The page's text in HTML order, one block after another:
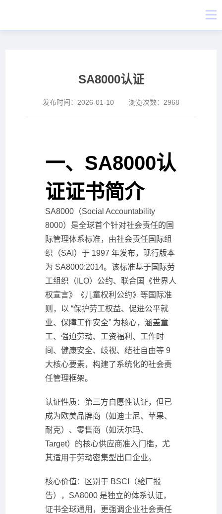
SA8000认证
发布时间： 2026-01-10 浏览次数： 2968
一、SA8000认
证证书简介
SA8000（Social Accountability
8000）是全球首个针对社会责任的国
际管理体系标准，由社会责任国际组
织（SAI）于 1997 年发布，现行版本
为 SA8000:2014。该标准基于国际劳
工组织（ILO）公约、联合国《世界人
权宣言》《儿童权利公约》等国际准
则，以 “保护劳工权益、促进公平就
业、保障工作安全” 为核心，涵盖童
工、强迫劳动、工资福利、工作时
间、健康安全、歧视、结社自由等 9
大核心要素，构建了系统化的社会责
任管理框架。
认证性质：第三方自愿性认证，但已
成为欧美品牌商（如迪士尼、苹果、
耐克）、零售商（如沃尔玛、
Target）的核心供应商准入门槛，尤
其适用于劳动密集型出口企业。
核心价值：区别于 BSCI（验厂报
告），SA8000 是独立的体系认证，
证书全球通用，更强调企业社会责任